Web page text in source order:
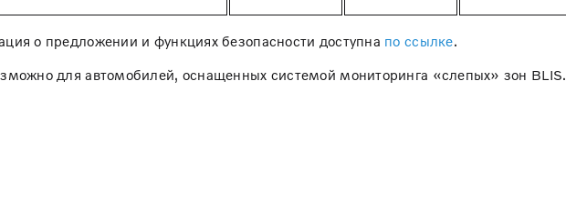
о предложении и функциях безопасности доступна по ссылке.
для автомобилей, оснащенных системой мониторинга «слепых» зон BLIS.